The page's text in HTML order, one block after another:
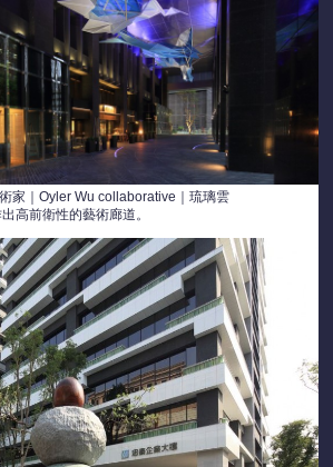
家｜Oyler Wu collaborative｜琉璃雲
高前衛性的藝術廊道。